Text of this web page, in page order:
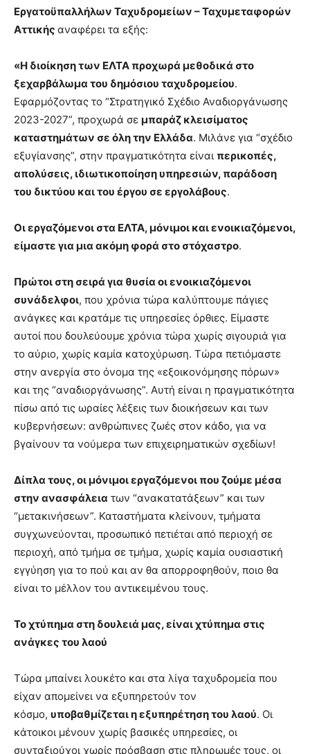
Εργατοϋπαλλήλων Ταχυδρομείων – Ταχυμεταφορών
Αττικής αναφέρει τα εξής:
«Η διοίκηση των ΕΛΤΑ προχωρά μεθοδικά στο
ξεχαρβάλωμα του δημόσιου ταχυδρομείου.
Εφαρμόζοντας το “Στρατηγικό Σχέδιο Αναδιοργάνωσης
2023-2027”, προχωρά σε μπαράζ κλεισίματος
καταστημάτων σε όλη την Ελλάδα. Μιλάνε για “σχέδιο
εξυγίανσης”, στην πραγματικότητα είναι περικοπές,
απολύσεις, ιδιωτικοποίηση υπηρεσιών, παράδοση
του δικτύου και του έργου σε εργολάβους.
Οι εργαζόμενοι στα ΕΛΤΑ, μόνιμοι και ενοικιαζόμενοι,
είμαστε για μια ακόμη φορά στο στόχαστρο.
Πρώτοι στη σειρά για θυσία οι ενοικιαζόμενοι
συνάδελφοι, που χρόνια τώρα καλύπτουμε πάγιες
ανάγκες και κρατάμε τις υπηρεσίες όρθιες. Είμαστε
αυτοί που δουλεύουμε χρόνια τώρα χωρίς σιγουριά για
το αύριο, χωρίς καμία κατοχύρωση. Τώρα πετιόμαστε
στην ανεργία στο όνομα της «εξοικονόμησης πόρων»
και της “αναδιοργάνωσης”. Αυτή είναι η πραγματικότητα
πίσω από τις ωραίες λέξεις των διοικήσεων και των
κυβερνήσεων: ανθρώπινες ζωές στον κάδο, για να
βγαίνουν τα νούμερα των επιχειρηματικών σχεδίων!
Δίπλα τους, οι μόνιμοι εργαζόμενοι που ζούμε μέσα
στην ανασφάλεια των “ανακατατάξεων” και των
“μετακινήσεων”. Καταστήματα κλείνουν, τμήματα
συγχωνεύονται, προσωπικό πετιέται από περιοχή σε
περιοχή, από τμήμα σε τμήμα, χωρίς καμία ουσιαστική
εγγύηση για το πού και αν θα απορροφηθούν, ποιο θα
είναι το μέλλον του αντικειμένου τους.
Το χτύπημα στη δουλειά μας, είναι χτύπημα στις
ανάγκες του λαού
Τώρα μπαίνει λουκέτο και στα λίγα ταχυδρομεία που
είχαν απομείνει να εξυπηρετούν τον
κόσμο, υποβαθμίζεται η εξυπηρέτηση του λαού. Οι
κάτοικοι μένουν χωρίς βασικές υπηρεσίες, οι
συνταξιούχοι χωρίς πρόσβαση στις πληρωμές τους, οι